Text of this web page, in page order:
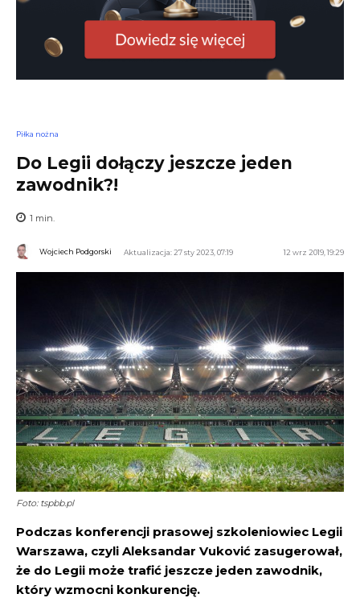
Piłka nożna
Do Legii dołączy jeszcze jeden
zawodnik?!
1 min.
Wojciech Podgorski Aktualizacja: 27 sty 2023, 07:19 12 wrz 2019, 19:29
Foto: tspbb.pl
Podczas konferencji prasowej szkoleniowiec Legii
Warszawa, czyli Aleksandar Vuković zasugerował,
że do Legii może trafić jeszcze jeden zawodnik,
który wzmocni konkurencję.